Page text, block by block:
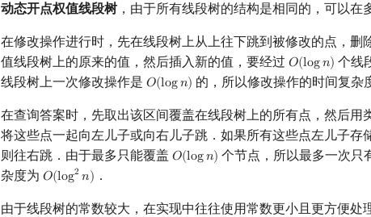
动态开点权值线段树，由于所有线段树的结构是相同的，可以在
在修改操作进行时，先在线段树上从上往下跳到被修改的点，删
值线段树上的原来的值，然后插入新的值，要经过 𝑂(log𝑛)
O(logn) 个线
线段树上一次修改操作是 𝑂(log𝑛)
O(logn) 的，所以修改操作的时间复杂
在查询答案时，先取出该区间覆盖在线段树上的所有点，然后用
将这些点一起向左儿子或向右儿子跳．如果所有这些点左儿子存
则往右跳．由于最多只能覆盖 𝑂(log𝑛)
O(logn) 个节点，所以最多一次只
杂度为 𝑂(log2 𝑛)
O(log2 n) ．
由于线段树的常数较大，在实现中往往使用常数更小且更方便处